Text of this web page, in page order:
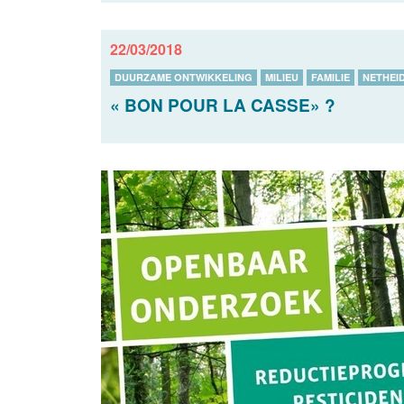
22/03/2018
DUURZAME ONTWIKKELING MILIEU FAMILIE
« BON POUR LA CASSE» ?